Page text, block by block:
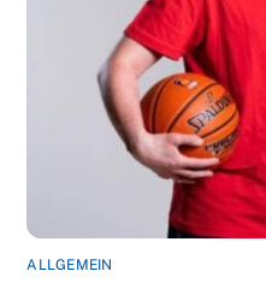
ALLGEMEIN